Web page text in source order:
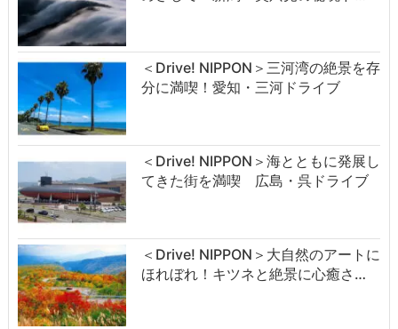
＜Drive! NIPPON＞三河湾の絶景を存
分に満喫！愛知・三河ドライブ
＜Drive! NIPPON＞海とともに発展し
てきた街を満喫 広島・呉ドライブ
＜Drive! NIPPON＞大自然のアートに
ほれぼれ！キツネと絶景に心癒さ…